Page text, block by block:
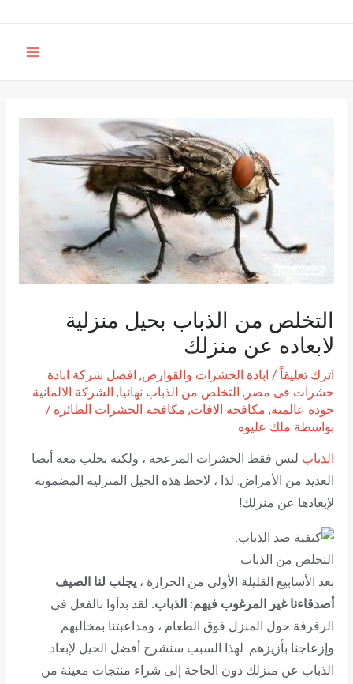
التخلص من الذباب بحيل منزلية
لابعاده عن منزلك
اترك تعليقاً / ابادة الحشرات والقوارض, افضل شركة ابادة
حشرات فى مصر , التخلص من الذباب نهائيا, الشركة الالمانية
جودة عالمية, مكافحة الافات, مكافحة الحشرات الطائرة /
بواسطة ملك عليوه
الذباب ليس فقط الحشرات المزعجة ، ولكنه يجلب معه أيضا
العديد من الأمراض. لذا ، لاحظ هذه الحيل المنزلية المضمونة
لإبعادها عن منزلك!
التخلص من الذباب
بعد الأسابيع القليلة الأولى من الحرارة ، يجلب لنا الصيف
أصدقاءنا غير المرغوب فيهم: الذباب. لقد بدأوا بالفعل في
الرفرفة حول المنزل فوق الطعام ، ومداعبتنا بمخالبهم
وإزعاجنا بأزيزهم. لهذا السبب سنشرح أفضل الحيل لإبعاد
الذباب عن منزلك دون الحاجة إلى شراء منتجات معينة من